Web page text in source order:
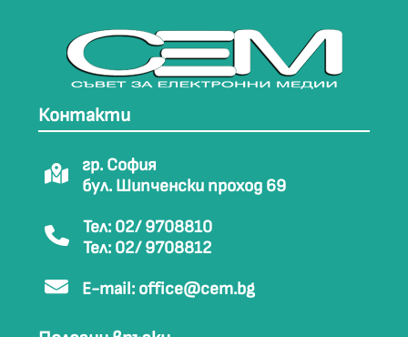
Контакти
гр. София
бул. Шипченски проход 69
Тел: 02/ 9708810
Тел: 02/ 9708812
E-mail: office@cem.bg